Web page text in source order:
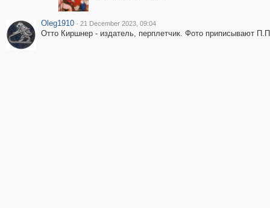
Oleg1910 · 21 December 2023, 09:04
Отто Киршнер - издатель, перплетчик. Фото приписывают